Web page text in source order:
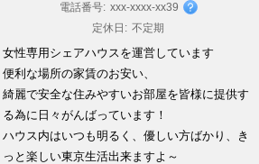
電話番号: xxx-xxxx-xx39
定休日: 不定期
女性専用シェアハウスを運営しています
便利な場所の家賃のお安い、
綺麗で安全な住みやすいお部屋を皆様に提供す
る為に日々がんばっています！
ハウス内はいつも明るく、優しい方ばかり、き
っと楽しい東京生活出来ますよ～